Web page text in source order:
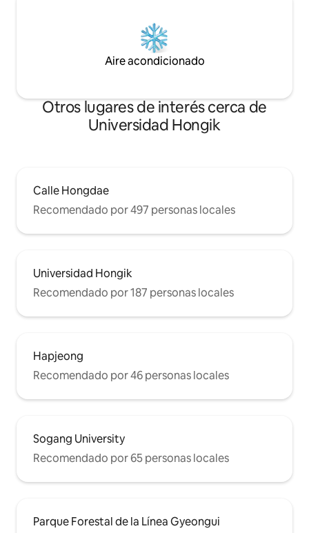
Gyeongbokgung, Seochon y Bukchon
están cerca, y Se conecta a cualquier
lugar de Seúl desde la parada de autobús
bienvenida. En Buam-dong, tu propio
Aire acondicionado
Otros lugares de interés cerca de
Universidad Hongik
Calle Hongdae
Recomendado por 497 personas locales
Universidad Hongik
Recomendado por 187 personas locales
Hapjeong
Recomendado por 46 personas locales
Sogang University
Recomendado por 65 personas locales
Parque Forestal de la Línea Gyeongui